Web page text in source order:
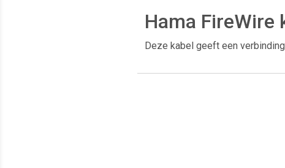
Hama FireWire
Deze kabel geeft een